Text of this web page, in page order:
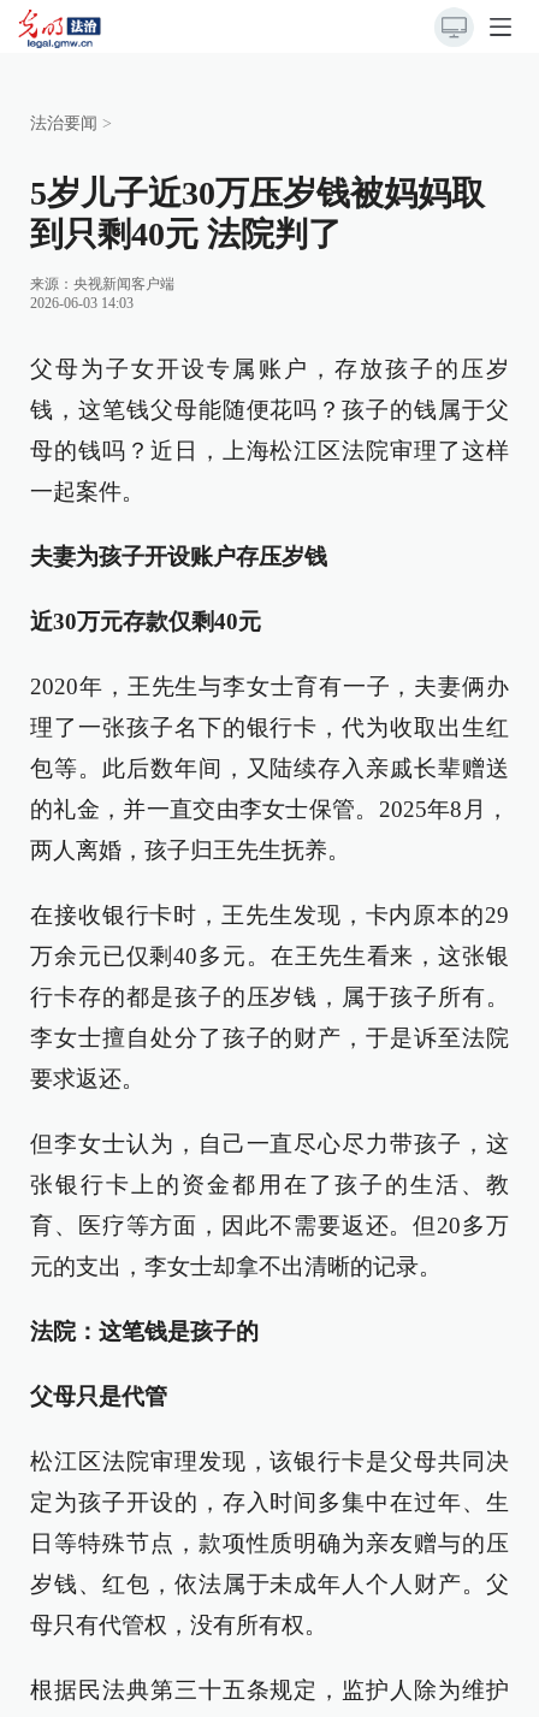
法治要闻 >
5岁儿子近30万压岁钱被妈妈取
到只剩40元 法院判了
来源： 央视新闻客户端
2026-06-03 14:03
父母为子女开设专属账户，存放孩子的压岁
钱，这笔钱父母能随便花吗？孩子的钱属于父
母的钱吗？近日，上海松江区法院审理了这样
一起案件。
夫妻为孩子开设账户存压岁钱
近30万元存款仅剩40元
2020年，王先生与李女士育有一子，夫妻俩办
理了一张孩子名下的银行卡，代为收取出生红
包等。此后数年间，又陆续存入亲戚长辈赠送
的礼金，并一直交由李女士保管。2025年8月，
两人离婚，孩子归王先生抚养。
在接收银行卡时，王先生发现，卡内原本的29
万余元已仅剩40多元。在王先生看来，这张银
行卡存的都是孩子的压岁钱，属于孩子所有。
李女士擅自处分了孩子的财产，于是诉至法院
要求返还。
但李女士认为，自己一直尽心尽力带孩子，这
张银行卡上的资金都用在了孩子的生活、教
育、医疗等方面，因此不需要返还。但20多万
元的支出，李女士却拿不出清晰的记录。
法院：这笔钱是孩子的
父母只是代管
松江区法院审理发现，该银行卡是父母共同决
定为孩子开设的，存入时间多集中在过年、生
日等特殊节点，款项性质明确为亲友赠与的压
岁钱、红包，依法属于未成年人个人财产。父
母只有代管权，没有所有权。
根据民法典第三十五条规定，监护人除为维护